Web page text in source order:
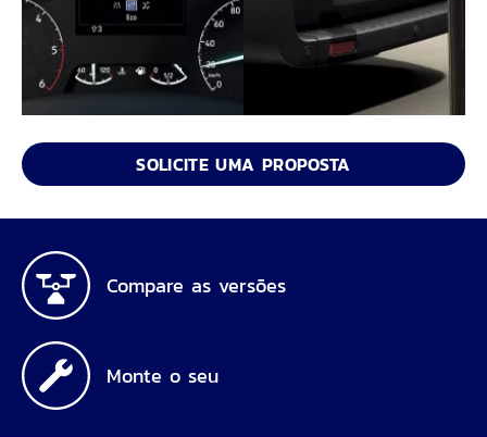
SOLICITE UMA PROPOSTA
Compare as versões
Monte o seu